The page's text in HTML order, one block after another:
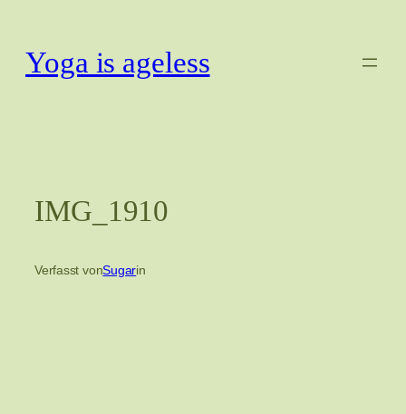
springen
Yoga is ageless
IMG_1910
Verfasst vonSugarin